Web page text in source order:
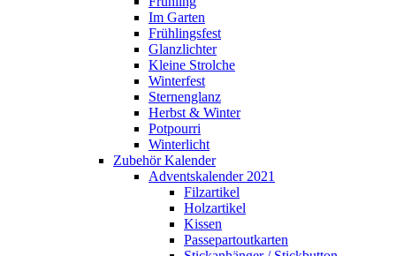
Im Garten
Frühlingsfest
Glanzlichter
Kleine Strolche
Winterfest
Sternenglanz
Herbst & Winter
Potpourri
Winterlicht
Zubehör Kalender
Adventskalender 2021
Filzartikel
Holzartikel
Kissen
Passepartoutkarten